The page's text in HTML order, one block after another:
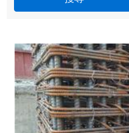
未來發展
前鎮漁港聯外軌道
各線計畫進度
岡山路竹延伸線(第二B
捷運黃線
小港林園線
岡山路竹延伸線(第一
環狀輕軌
生態檢核專區
政風園地
Open Data
打詐儀錶板
增額容積申請
常見問答
相關連結
雙語詞彙
輕軌知識站
輕軌簡介
輕軌與傳統火車
本局沿革
組織職掌
服務電話